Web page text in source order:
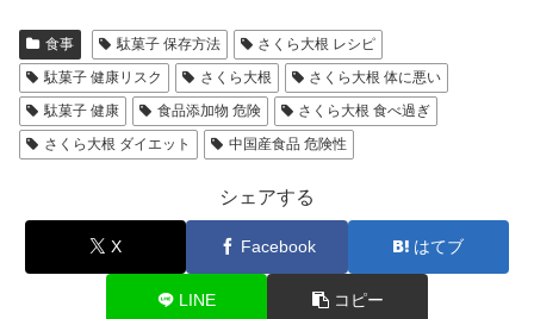
食事 駄菓子 保存方法
さくら大根 レシピ
駄菓子 健康リスク
さくら大根
さくら大根 体に悪い
駄菓子 健康
食品添加物 危険
さくら大根 食べ過ぎ
さくら大根 ダイエット
中国産食品 危険性
シェアする
X Facebook はてブ
LINE コピー